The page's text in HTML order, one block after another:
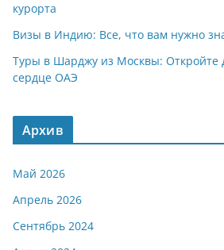
курорта
Визы в Индию: Все, что вам нужно
Туры в Шарджу из Москвы: Откройте
сердце ОАЭ
Архив
Май 2026
Апрель 2026
Сентябрь 2024